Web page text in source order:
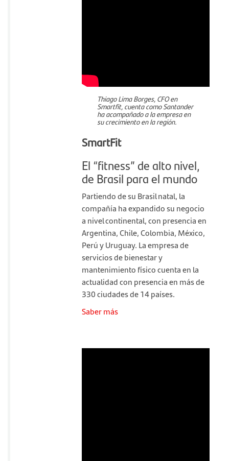
Thiago Lima Borges, CFO en
Smartfit, cuenta como Santander
ha acompañado a la empresa en
su crecimiento en la región.
SmartFit
El “fitness” de alto nivel,
de Brasil para el mundo
Partiendo de su Brasil natal, la
compañía ha expandido su negocio
a nivel continental, con presencia en
Argentina, Chile, Colombia, México,
Perú y Uruguay. La empresa de
servicios de bienestar y
mantenimiento físico cuenta en la
actualidad con presencia en más de
330 ciudades de 14 países.
Saber más